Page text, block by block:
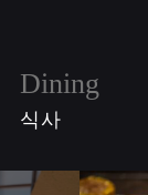
Dining
식사